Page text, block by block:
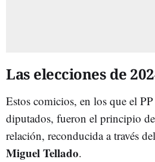
Las elecciones de
Estos comicios, en los que el
diputados, fueron el principio
relación, reconducida a través
Miguel Tellado.